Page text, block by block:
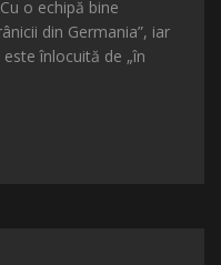
o echipă bine
din Germania”, iar
înlocuită de „în